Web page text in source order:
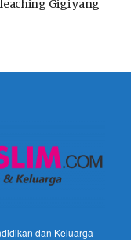
Gigi yang
dan Keluarga